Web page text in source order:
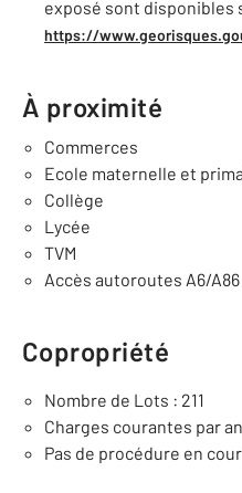
exposé sont disponibles
https://
À proximité
Commerces
Ecole maternelle et
Collège
Lycée
TVM
Accès autoroutes A6/A86
Copropriété
Nombre de Lots : 211
Charges courantes par
Pas de procédure en